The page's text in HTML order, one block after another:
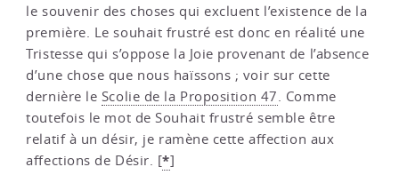
le souvenir des choses qui excluent l’existence de la
première. Le souhait frustré est donc en réalité une
Tristesse qui s’oppose la Joie provenant de l’absence
d’une chose que nous haïssons ; voir sur cette
dernière le Scolie de la Proposition 47. Comme
toutefois le mot de Souhait frustré semble être
relatif à un désir, je ramène cette affection aux
affections de Désir. [*]